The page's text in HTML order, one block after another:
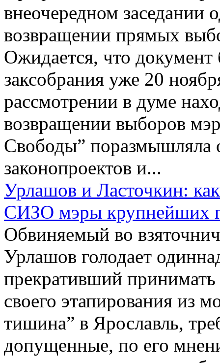
внеочередном заседании
возвращении прямых
Ожидается, что документ
заксобрания уже 20
рассмотрении в думе
возвращении выборов
Свободы” поразмышляла
законопроектов и...
Урлашов и Ласточкин:
СИЗО мэры крупнейших
Обвиняемый во
Урлашов голодает
прекративший
своего этапирования из
тишина” в Ярославль,
допущенные, по его